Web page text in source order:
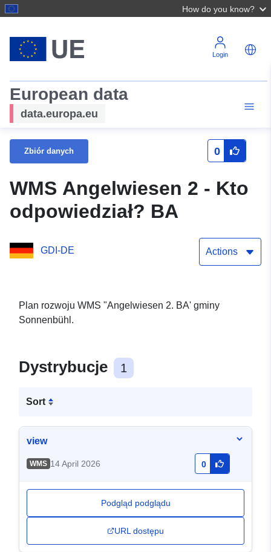
How do you know?
Login
European data
data.europa.eu
Zbiór danych 0
WMS Angelwiesen 2 - Kto
odpowiedział? BA
GDI-DE Actions
Plan rozwoju WMS "Angelwiesen 2. BA' gminy
Sonnenbühl.
Dystrybucje 1
Sort
view
WMS 14 April 2026 0
Podgląd podglądu
URL dostępu